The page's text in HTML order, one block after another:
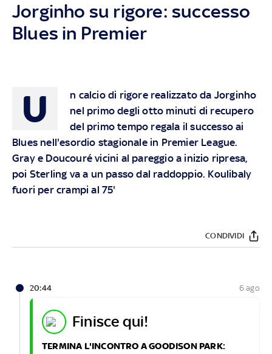
Jorginho su rigore: successo
Blues in Premier
U
n calcio di rigore realizzato da Jorginho
nel primo degli otto minuti di recupero
del primo tempo regala il successo ai
Blues nell'esordio stagionale in Premier League.
Gray e Doucouré vicini al pareggio a inizio ripresa,
poi Sterling va a un passo dal raddoppio. Koulibaly
fuori per crampi al 75'
CONDIVIDI
20:44 6 ago
finisce qui!
TERMINA L'INCONTRO AGOODISON PARK: